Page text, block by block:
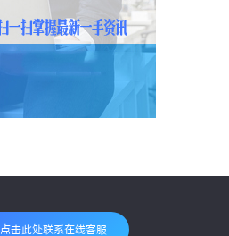
点击此处联系在线客服